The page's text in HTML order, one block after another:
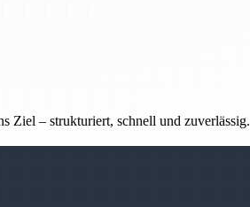
Ziel – strukturiert, schnell und zuverlässig.